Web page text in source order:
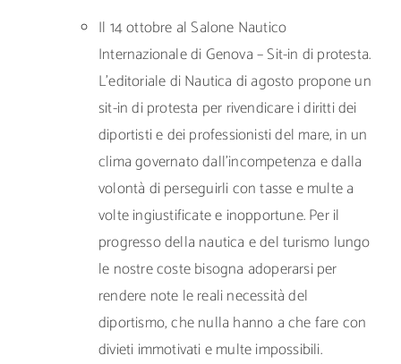
Il 14 ottobre al Salone Nautico
Internazionale di Genova – Sit-in di protesta.
L’editoriale di Nautica di agosto propone un
sit-in di protesta per rivendicare i diritti dei
diportisti e dei professionisti del mare, in un
clima governato dall’incompetenza e dalla
volontà di perseguirli con tasse e multe a
volte ingiustificate e inopportune. Per il
progresso della nautica e del turismo lungo
le nostre coste bisogna adoperarsi per
rendere note le reali necessità del
diportismo, che nulla hanno a che fare con
divieti immotivati e multe impossibili.